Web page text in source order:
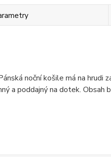
noční košile má na hrudi
a poddajný na dotek. Obsah